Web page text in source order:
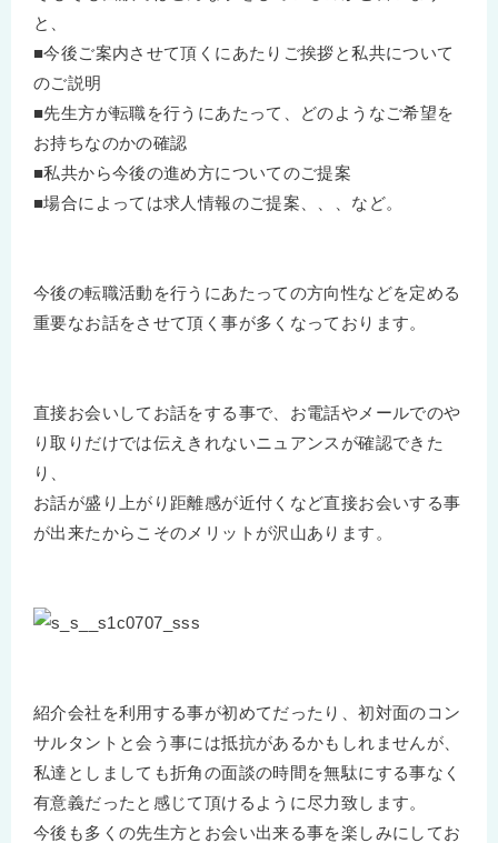
と、
■今後ご案内させて頂くにあたりご挨拶と私共について
のご説明
■先生方が転職を行うにあたって、どのようなご希望を
お持ちなのかの確認
■私共から今後の進め方についてのご提案
■場合によっては求人情報のご提案、、、など。
今後の転職活動を行うにあたっての方向性などを定める
重要なお話をさせて頂く事が多くなっております。
直接お会いしてお話をする事で、お電話やメールでのや
り取りだけでは伝えきれないニュアンスが確認できた
り、
お話が盛り上がり距離感が近付くなど直接お会いする事
が出来たからこそのメリットが沢山あります。
紹介会社を利用する事が初めてだったり、初対面のコン
サルタントと会う事には抵抗があるかもしれませんが、
私達としましても折角の面談の時間を無駄にする事なく
有意義だったと感じて頂けるように尽力致します。
今後も多くの先生方とお会い出来る事を楽しみにしてお